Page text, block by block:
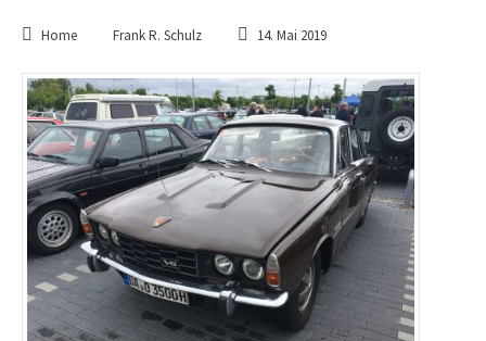
Home Frank R. Schulz 14. Mai 2019